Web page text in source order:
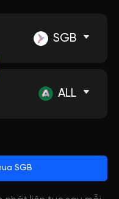
SGB
ALL
SGB